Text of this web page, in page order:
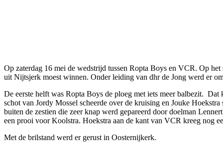
Op zaterdag 16 mei de wedstrijd tussen Ropta Boys en VCR. Op
uit Nijtsjerk moest winnen. Onder leiding van dhr de Jong werd er
De eerste helft was Ropta Boys de ploeg met iets meer balbezit.
schot van Jordy Mossel scheerde over de kruising en Jouke
buiten de zestien die zeer knap werd gepareerd door doelman
een prooi voor Koolstra. Hoekstra aan de kant van VCR kreeg nog
Met de brilstand werd er gerust in Oosternijkerk.